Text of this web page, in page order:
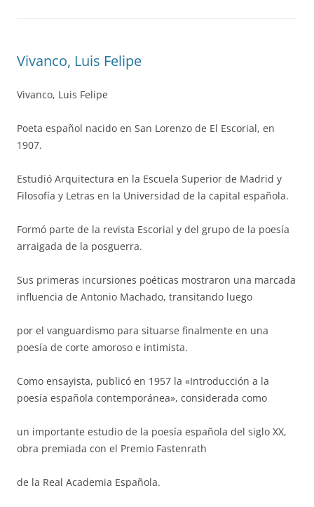
Vivanco, Luis Felipe
Vivanco, Luis Felipe
Poeta español nacido en San Lorenzo de El Escorial, en
1907.
Estudió Arquitectura en la Escuela Superior de Madrid y
Filosofía y Letras en la Universidad de la capital española.
Formó parte de la revista Escorial y del grupo de la poesía
arraigada de la posguerra.
Sus primeras incursiones poéticas mostraron una marcada
influencia de Antonio Machado, transitando luego
por el vanguardismo para situarse finalmente en una
poesía de corte amoroso e intimista.
Como ensayista, publicó en 1957 la «Introducción a la
poesía española contemporánea», considerada como
un importante estudio de la poesía española del siglo XX,
obra premiada con el Premio Fastenrath
de la Real Academia Española.